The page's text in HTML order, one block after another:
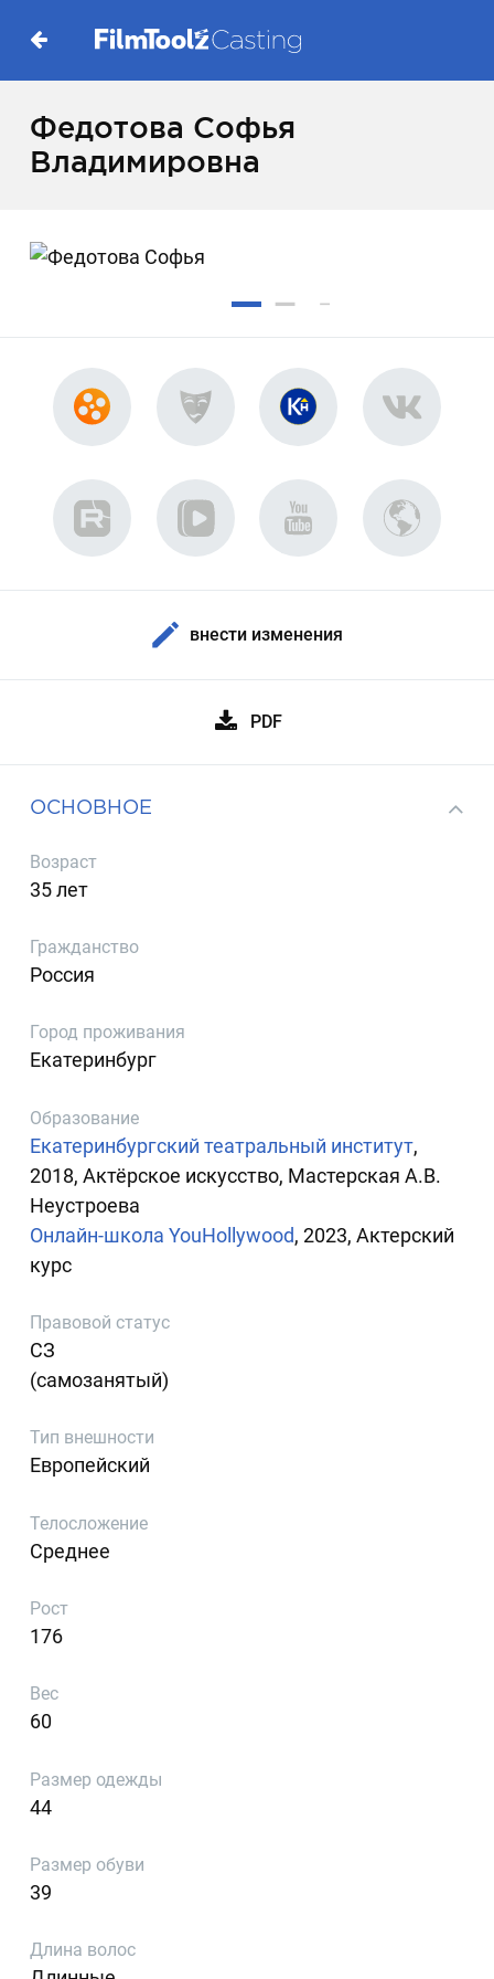
Федотова Софья
Владимировна
внести изменения
PDF
ОСНОВНОЕ
Возраст
35 лет
Гражданство
Россия
Город проживания
Екатеринбург
Образование
Екатеринбургский театральный институт,
2018, Актёрское искусство, Мастерская А.В.
Неустроева
Онлайн-школа YouHollywood, 2023, Актерский
курс
Правовой статус
СЗ
(самозанятый)
Тип внешности
Европейский
Телосложение
Среднее
Рост
176
Вес
60
Размер одежды
44
Размер обуви
39
Длина волос